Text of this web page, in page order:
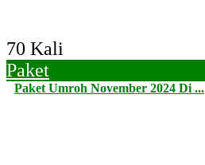
70 Kali
Paket
Paket Umroh November 2024 Di ...